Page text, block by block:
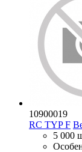
10900019
RC TYP F
5 000